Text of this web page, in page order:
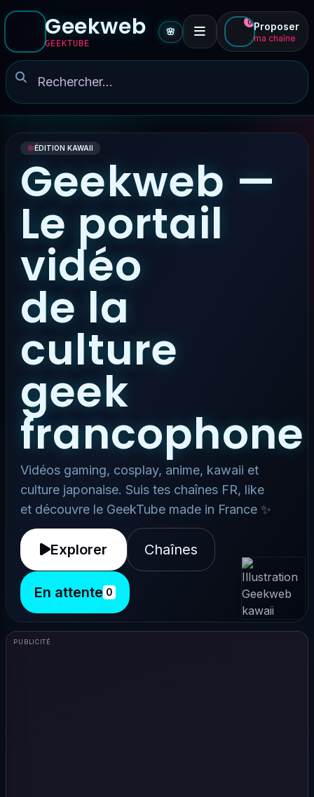
Geekweb
GEEKTUBE
🌸
0 Proposer
ma chaîne
🌸ÉDITION KAWAII
Geekweb —
Le portail
vidéo
de la
culture
geek
francophone
Vidéos gaming, cosplay, anime, kawaii et
culture japonaise. Suis tes chaînes FR, like
et découvre le GeekTube made in France ✨
Explorer Chaînes
En attente 0
PUBLICITÉ